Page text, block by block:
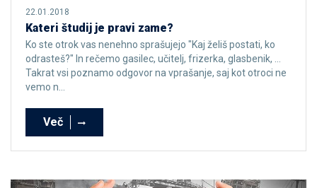
22.01.2018
Kateri študij je pravi zame?
Ko ste otrok vas nenehno sprašujejo "Kaj želiš postati, ko
odrasteš?" In rečemo gasilec, učitelj, frizerka, glasbenik, …
Takrat vsi poznamo odgovor na vprašanje, saj kot otroci ne
vemo n...
Več